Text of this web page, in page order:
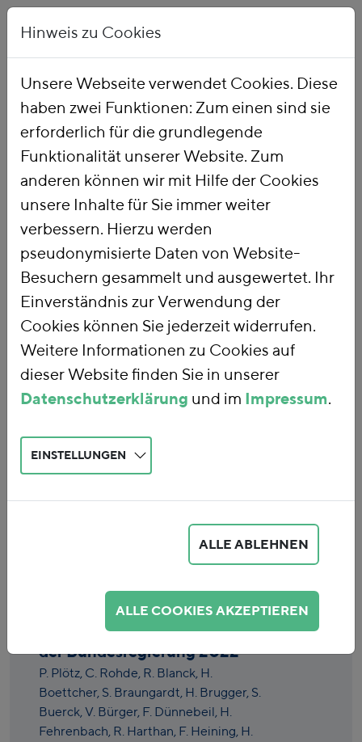
Startseite Publikationen
PUBLIKATIONSSUCHE
Klimaschutzsofortprogramms
der Bundesregierung 2022
P. Plötz, C. Rohde, R. Blanck, H.
Boettcher, S. Braungardt, H. Brugger, S.
Buerck,V. Bürger, F. Dünnebeil, H.
Fehrenbach, R. Harthan, F. Heining, H.
Hinweis zu Cookies
Unsere Webseite verwendet Cookies. Diese
haben zwei Funktionen: Zum einen sind sie
erforderlich für die grundlegende
Funktionalität unserer Website. Zum
anderen können wir mit Hilfe der Cookies
unsere Inhalte für Sie immer weiter
verbessern. Hierzu werden
pseudonymisierte Daten von Website-
Besuchern gesammelt und ausgewertet. Ihr
Einverständnis zur Verwendung der
Cookies können Sie jederzeit widerrufen.
Weitere Informationen zu Cookies auf
dieser Website finden Sie in unserer
Datenschutzerklärung und im Impressum.
EINSTELLUNGEN
ALLE ABLEHNEN
ALLE COOKIES AKZEPTIEREN